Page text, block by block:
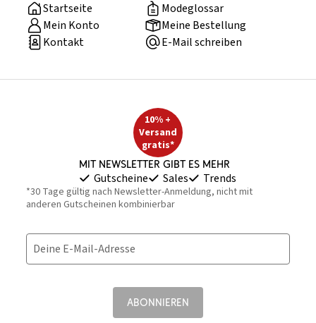
Startseite
Modeglossar
Mein Konto
Meine Bestellung
Kontakt
E-Mail schreiben
10% +
Versand
gratis*
Mit Newsletter gibt es mehr
Gutscheine Sales Trends
*30 Tage gültig nach Newsletter-Anmeldung, nicht mit
anderen Gutscheinen kombinierbar
Deine E-Mail-Adresse
ABONNIEREN